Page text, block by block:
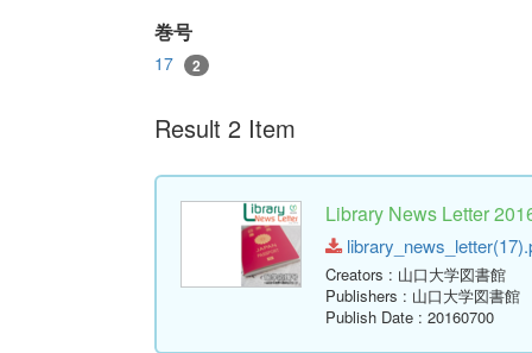
巻号
17 2
Result 2 Item
Library News Letter
Creators : 山口大学図書館
Publishers : 山口大学図書館
Publish Date : 20160700